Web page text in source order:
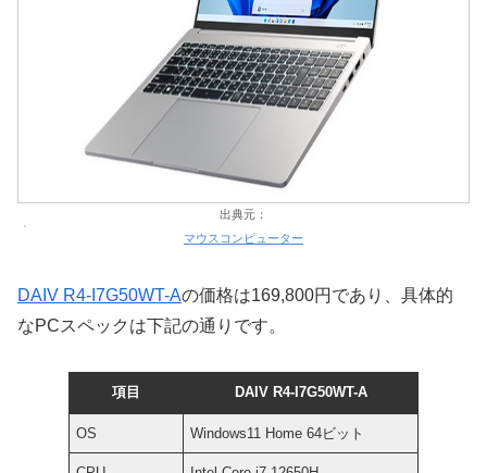
出典元：
マウスコンピューター
DAIV R4-I7G50WT-Aの価格は169,800円であり、具体的
なPCスペックは下記の通りです。
項目 DAIV R4-I7G50WT-A
OS Windows11 Home 64ビット